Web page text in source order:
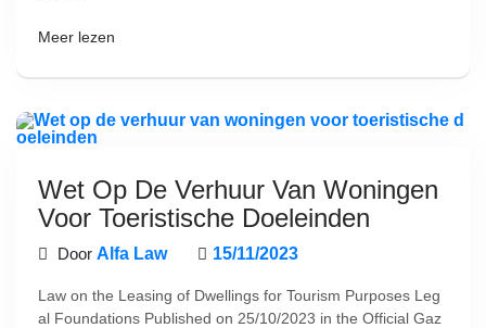
Meer lezen
Wet Op De Verhuur Van Woningen
Voor Toeristische Doeleinden
Door Alfa Law 15/11/2023
Law on the Leasing of Dwellings for Tourism Purposes Leg
al Foundations Published on 25/10/2023 in the Official Gaz